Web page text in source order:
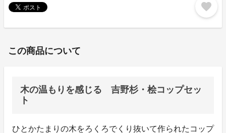
favorite
この商品について
木の温もりを感じる 吉野杉・桧コップセッ
ト
ひとかたまりの木をろくろでくり抜いて作られたコップ